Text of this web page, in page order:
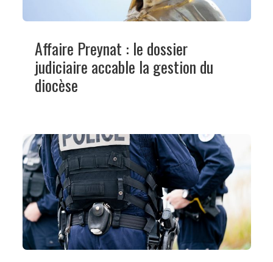
Affaire Preynat : le dossier
judiciaire accable la gestion du
diocèse